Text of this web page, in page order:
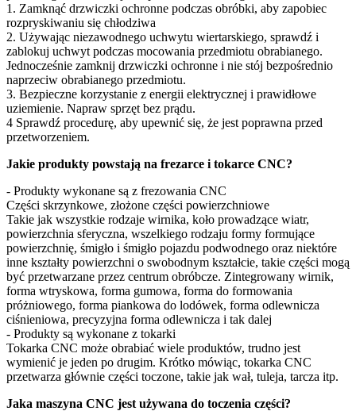
1. Zamknąć drzwiczki ochronne podczas obróbki, aby zapobiec
rozpryskiwaniu się chłodziwa
2. Używając niezawodnego uchwytu wiertarskiego, sprawdź i
zablokuj uchwyt podczas mocowania przedmiotu obrabianego.
Jednocześnie zamknij drzwiczki ochronne i nie stój bezpośrednio
naprzeciw obrabianego przedmiotu.
3. Bezpieczne korzystanie z energii elektrycznej i prawidłowe
uziemienie. Napraw sprzęt bez prądu.
4 Sprawdź procedurę, aby upewnić się, że jest poprawna przed
przetworzeniem.
Jakie produkty powstają na frezarce i tokarce CNC?
- Produkty wykonane są z frezowania CNC
Części skrzynkowe, złożone części powierzchniowe
Takie jak wszystkie rodzaje wirnika, koło prowadzące wiatr,
powierzchnia sferyczna, wszelkiego rodzaju formy formujące
powierzchnię, śmigło i śmigło pojazdu podwodnego oraz niektóre
inne kształty powierzchni o swobodnym kształcie, takie części mogą
być przetwarzane przez centrum obróbcze. Zintegrowany wirnik,
forma wtryskowa, forma gumowa, forma do formowania
próżniowego, forma piankowa do lodówek, forma odlewnicza
ciśnieniowa, precyzyjna forma odlewnicza i tak dalej
- Produkty są wykonane z tokarki
Tokarka CNC może obrabiać wiele produktów, trudno jest
wymienić je jeden po drugim. Krótko mówiąc, tokarka CNC
przetwarza głównie części toczone, takie jak wał, tuleja, tarcza itp.
Jaka maszyna CNC jest używana do toczenia części?